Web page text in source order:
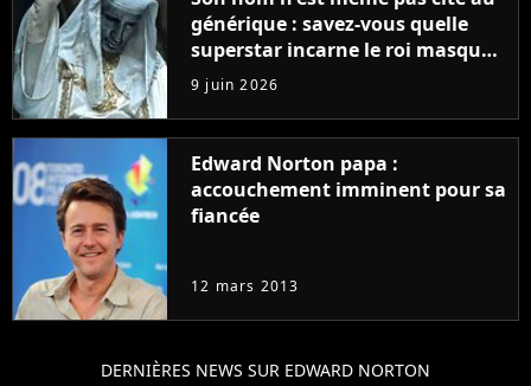
générique : savez-vous quelle
superstar incarne le roi masqué
dans Kingdom of Heaven ?
9 juin 2026
Edward Norton papa :
accouchement imminent pour sa
fiancée
12 mars 2013
DERNIÈRES NEWS SUR EDWARD NORTON